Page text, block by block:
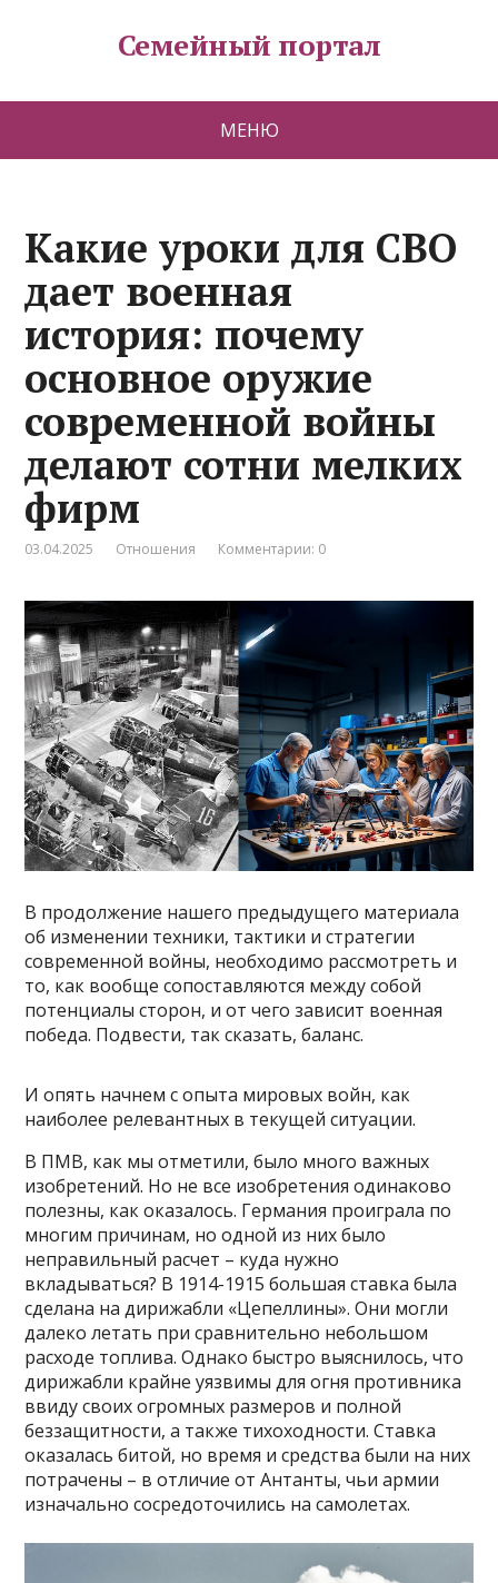
Семейный портал
МЕНЮ
Какие уроки для СВО
дает военная
история: почему
основное оружие
современной войны
делают сотни мелких
фирм
03.04.2025 Отношения Комментарии: 0
В продолжение нашего предыдущего материала
об изменении техники, тактики и стратегии
современной войны, необходимо рассмотреть и
то, как вообще сопоставляются между собой
потенциалы сторон, и от чего зависит военная
победа. Подвести, так сказать, баланс.
И опять начнем с опыта мировых войн, как
наиболее релевантных в текущей ситуации.
В ПМВ, как мы отметили, было много важных
изобретений. Но не все изобретения одинаково
полезны, как оказалось. Германия проиграла по
многим причинам, но одной из них было
неправильный расчет – куда нужно
вкладываться? В 1914-1915 большая ставка была
сделана на дирижабли «Цепеллины». Они могли
далеко летать при сравнительно небольшом
расходе топлива. Однако быстро выяснилось, что
дирижабли крайне уязвимы для огня противника
ввиду своих огромных размеров и полной
беззащитности, а также тихоходности. Ставка
оказалась битой, но время и средства были на них
потрачены – в отличие от Антанты, чьи армии
изначально сосредоточились на самолетах.